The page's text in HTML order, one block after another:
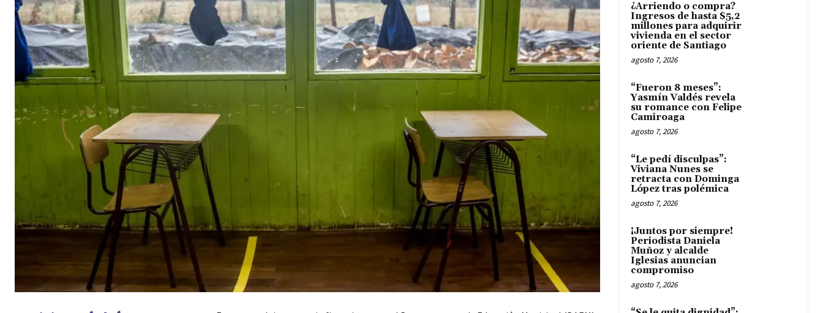
¿Arriendo o compra?
Ingresos de hasta $5,2
millones para adquirir
vivienda en el sector
oriente de Santiago
agosto 7, 2026
“Fueron 8 meses”:
Yasmín Valdés revela
su romance con Felipe
Camiroaga
agosto 7, 2026
“Le pedí disculpas”:
Viviana Nunes se
retracta con Dominga
López tras polémica
agosto 7, 2026
¡Juntos por siempre!
Periodista Daniela
Muñoz y alcalde
Iglesias anuncian
compromiso
agosto 7, 2026